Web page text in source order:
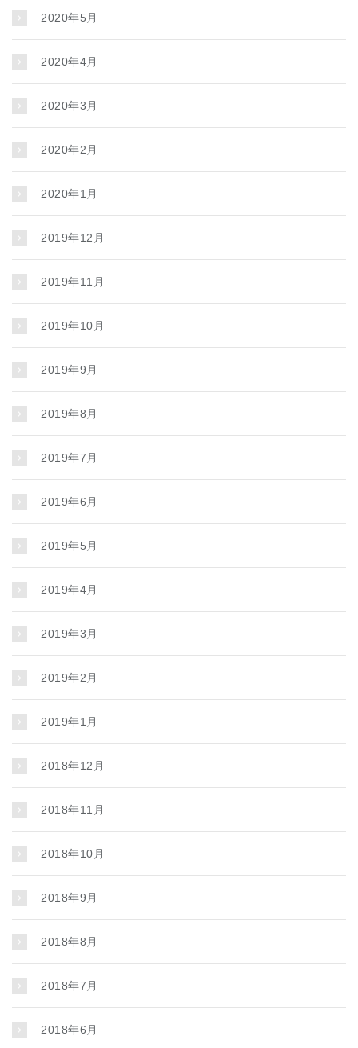
2020年5月
2020年4月
2020年3月
2020年2月
2020年1月
2019年12月
2019年11月
2019年10月
2019年9月
2019年8月
2019年7月
2019年6月
2019年5月
2019年4月
2019年3月
2019年2月
2019年1月
2018年12月
2018年11月
2018年10月
2018年9月
2018年8月
2018年7月
2018年6月